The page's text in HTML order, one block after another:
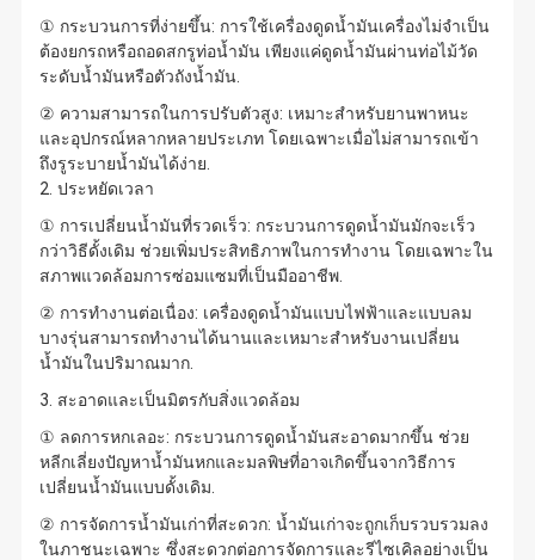
① กระบวนการที่ง่ายขึ้น: การใช้เครื่องดูดน้ำมันเครื่องไม่จำเป็น
ต้องยกรถหรือถอดสกรูท่อน้ำมัน เพียงแค่ดูดน้ำมันผ่านท่อไม้วัด
ระดับน้ำมันหรือตัวถังน้ำมัน.
② ความสามารถในการปรับตัวสูง: เหมาะสำหรับยานพาหนะ
และอุปกรณ์หลากหลายประเภท โดยเฉพาะเมื่อไม่สามารถเข้า
ถึงรูระบายน้ำมันได้ง่าย.
2. ประหยัดเวลา
① การเปลี่ยนน้ำมันที่รวดเร็ว: กระบวนการดูดน้ำมันมักจะเร็ว
กว่าวิธีดั้งเดิม ช่วยเพิ่มประสิทธิภาพในการทำงาน โดยเฉพาะใน
สภาพแวดล้อมการซ่อมแซมที่เป็นมืออาชีพ.
② การทำงานต่อเนื่อง: เครื่องดูดน้ำมันแบบไฟฟ้าและแบบลม
บางรุ่นสามารถทำงานได้นานและเหมาะสำหรับงานเปลี่ยน
น้ำมันในปริมาณมาก.
3. สะอาดและเป็นมิตรกับสิ่งแวดล้อม
① ลดการหกเลอะ: กระบวนการดูดน้ำมันสะอาดมากขึ้น ช่วย
หลีกเลี่ยงปัญหาน้ำมันหกและมลพิษที่อาจเกิดขึ้นจากวิธีการ
เปลี่ยนน้ำมันแบบดั้งเดิม.
② การจัดการน้ำมันเก่าที่สะดวก: น้ำมันเก่าจะถูกเก็บรวบรวมลง
ในภาชนะเฉพาะ ซึ่งสะดวกต่อการจัดการและรีไซเคิลอย่างเป็น